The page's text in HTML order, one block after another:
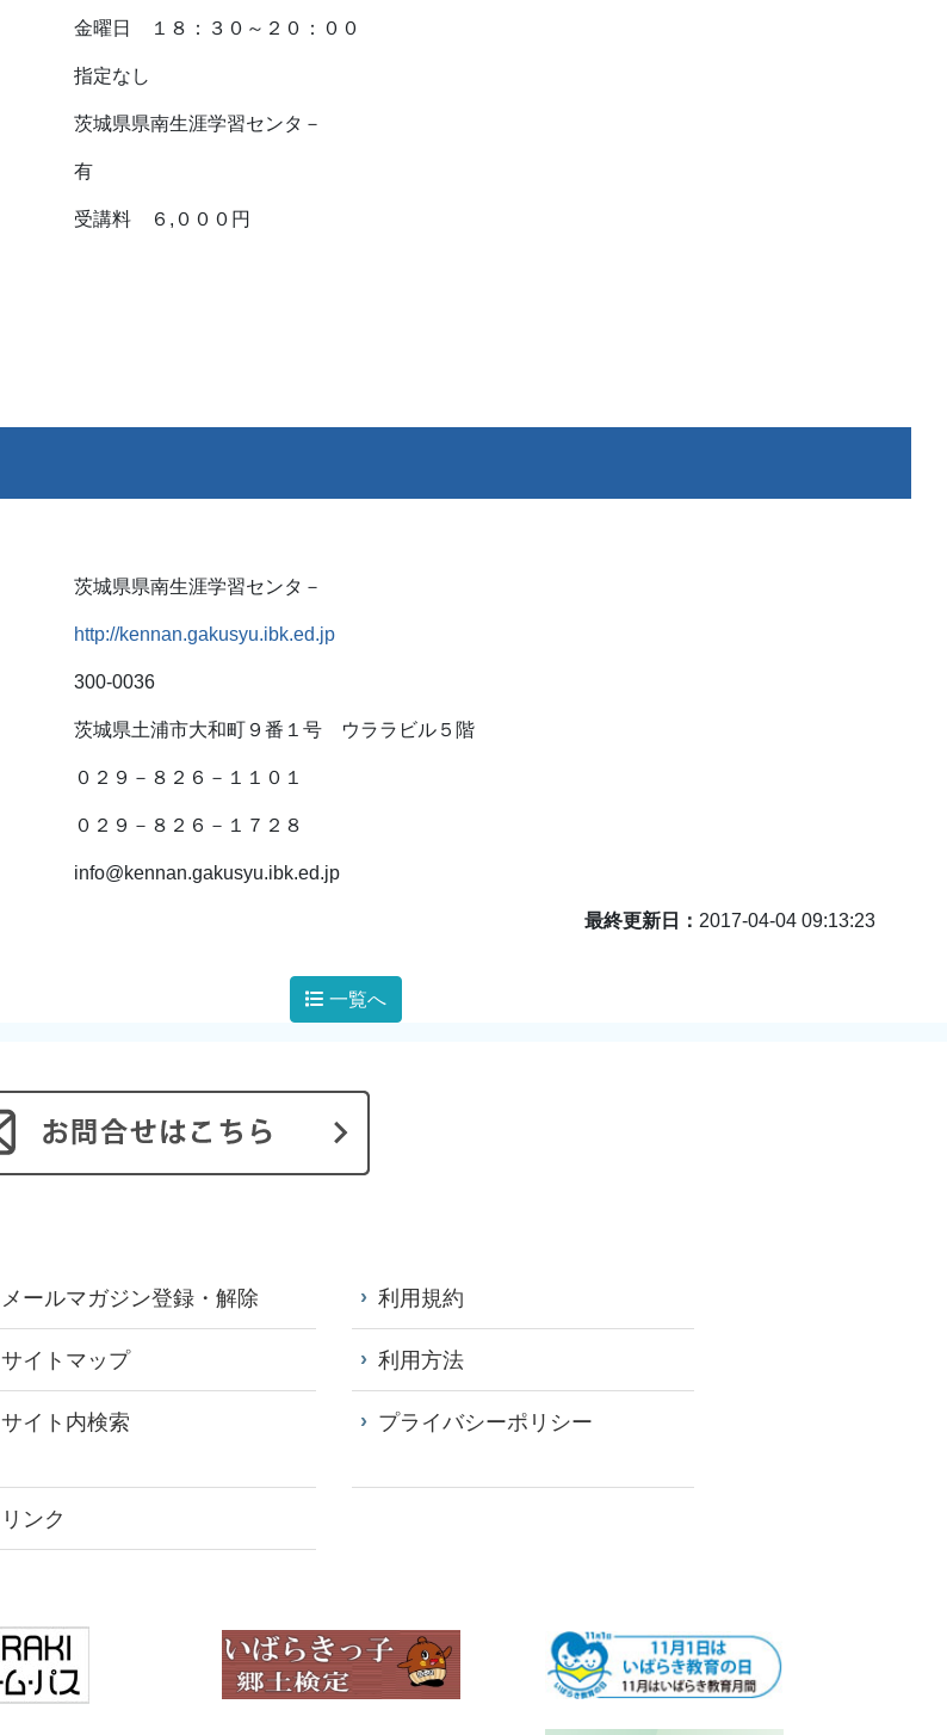
金曜日 １８：３０～２０：００
指定なし
茨城県県南生涯学習センタ－
有
受講料 ６,０００円
茨城県県南生涯学習センタ－
http://kennan.gakusyu.ibk.ed.jp
300-0036
茨城県土浦市大和町９番１号 ウララビル５階
０２９－８２６－１１０１
０２９－８２６－１７２８
info@kennan.gakusyu.ibk.ed.jp
最終更新日 2017-04-04 09:13:23
一覧へ
メールマガジン登録・解除
サイトマップ
サイト内検索
リンク
利用規約
利用方法
プライバシーポリシー